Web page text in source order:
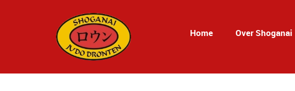
Home Over Shoganai